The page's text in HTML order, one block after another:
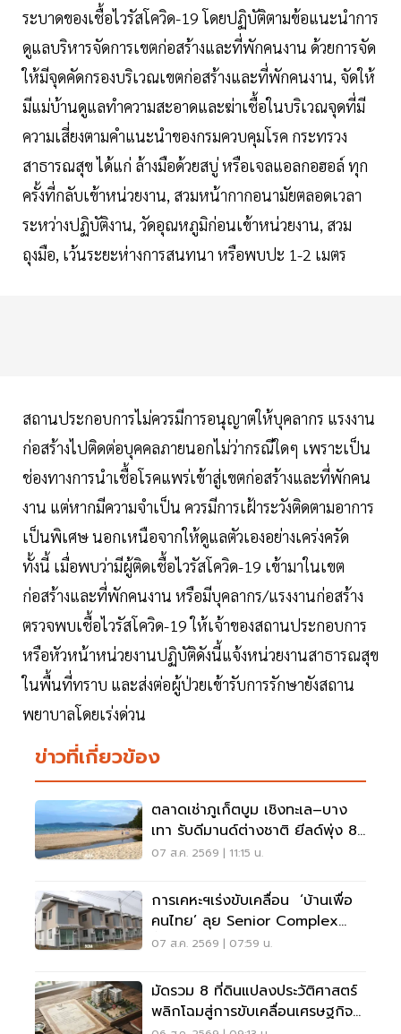
ระบาดของเชื้อไวรัสโควิด-19 โดยปฏิบัติตามข้อแนะนำการ
ดูแลบริหารจัดการเขตก่อสร้างและที่พักคนงาน ด้วยการจัด
ให้มีจุดคัดกรองบริเวณเขตก่อสร้างและที่พักคนงาน, จัดให้
มีแม่บ้านดูแลทำความสะอาดและฆ่าเชื้อในบริเวณจุดที่มี
ความเสี่ยงตามคำแนะนำของกรมควบคุมโรค กระทรวง
สาธารณสุข ได้แก่ ล้างมือด้วยสบู่ หรือเจลแอลกอฮอล์ ทุก
ครั้งที่กลับเข้าหน่วยงาน, สวมหน้ากากอนามัยตลอดเวลา
ระหว่างปฏิบัติงาน, วัดอุณหภูมิก่อนเข้าหน่วยงาน, สวม
ถุงมือ, เว้นระยะห่างการสนทนา หรือพบปะ 1-2 เมตร
สถานประกอบการไม่ควรมีการอนุญาตให้บุคลากร แรงงาน
ก่อสร้างไปติดต่อบุคคลภายนอกไม่ว่ากรณีใดๆ เพราะเป็น
ช่องทางการนำเชื้อโรคแพร่เข้าสู่เขตก่อสร้างและที่พักคน
งาน แต่หากมีความจำเป็น ควรมีการเฝ้าระวังติดตามอาการ
เป็นพิเศษ นอกเหนือจากให้ดูแลตัวเองอย่างเคร่งครัด
ทั้งนี้ เมื่อพบว่ามีผู้ติดเชื้อไวรัสโควิด-19 เข้ามาในเขต
ก่อสร้างและที่พักคนงาน หรือมีบุคลากร/แรงงานก่อสร้าง
ตรวจพบเชื้อไวรัสโควิด-19 ให้เจ้าของสถานประกอบการ
หรือหัวหน้าหน่วยงานปฏิบัติดังนี้แจ้งหน่วยงานสาธารณสุข
ในพื้นที่ทราบ และส่งต่อผู้ป่วยเข้ารับการรักษายังสถาน
พยาบาลโดยเร่งด่วน
ข่าวที่เกี่ยวข้อง
ตลาดเช่าภูเก็ตบูม เชิงทะเล–บาง
เทา รับดีมานด์ต่างชาติ ยีลด์พุ่ง 8-
12%
07 ส.ค. 2569 | 11:15 น.
การเคหะฯเร่งขับเคลื่อน ‘บ้านเพื่อ
คนไทย’ ลุย Senior Complex
ฟื้นฟูเมือง
07 ส.ค. 2569 | 07:59 น.
มัดรวม 8 ที่ดินแปลงประวัติศาสตร์
พลิกโฉมสู่การขับเคลื่อนเศรษฐกิจ